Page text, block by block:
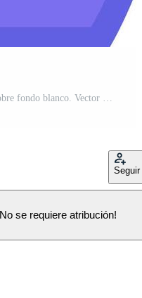
Seguir
No se requiere atribución!